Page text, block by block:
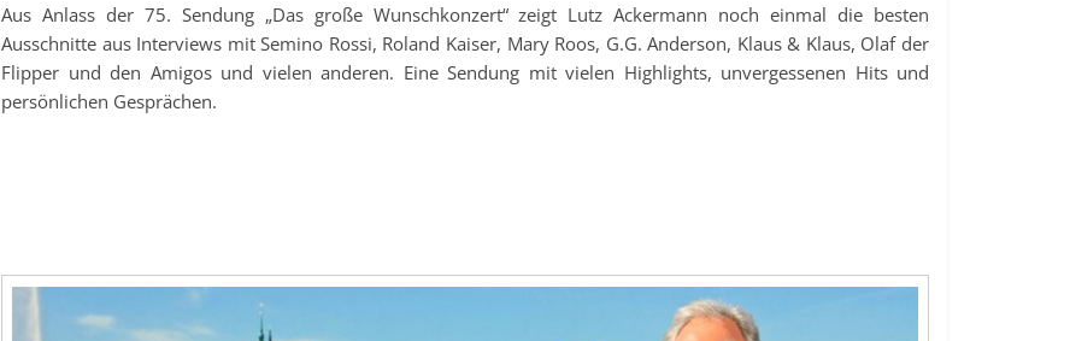
Aus Anlass der 75. Sendung „Das große Wunschkonzert“ zeigt Lutz Ackermann noch einmal die besten
Ausschnitte aus Interviews mit Semino Rossi, Roland Kaiser, Mary Roos, G.G. Anderson, Klaus & Klaus, Olaf der
Flipper und den Amigos und vielen anderen. Eine Sendung mit vielen Highlights, unvergessenen Hits und
persönlichen Gesprächen.